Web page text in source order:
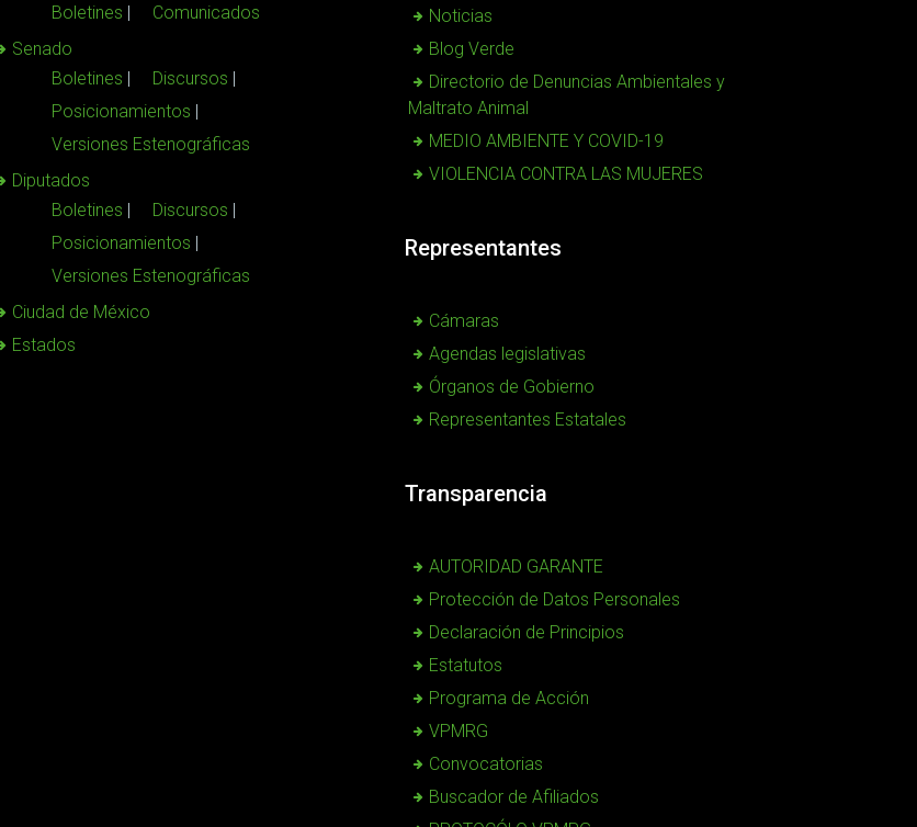
Boletines
Comunicados
Senado
Boletines
Discursos
Posicionamientos
Versiones Estenográficas
Diputados
Boletines
Discursos
Posicionamientos
Versiones Estenográficas
Ciudad de México
Estados
Noticias
Blog Verde
Directorio de Denuncias Ambientales y
Maltrato Animal
MEDIO AMBIENTE Y COVID-19
VIOLENCIA CONTRA LAS MUJERES
Representantes
Cámaras
Agendas legislativas
Órganos de Gobierno
Representantes Estatales
Transparencia
AUTORIDAD GARANTE
Protección de Datos Personales
Declaración de Principios
Estatutos
Programa de Acción
VPMRG
Convocatorias
Buscador de Afiliados